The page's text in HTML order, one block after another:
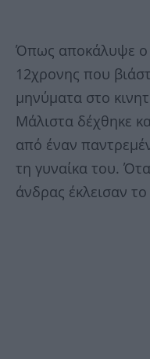
Όπως αποκάλυψε ο
12χρονης που
μηνύματα στο
Μάλιστα δέχθηκε
από έναν
τη γυναίκα του.
άνδρας έκλεισαν